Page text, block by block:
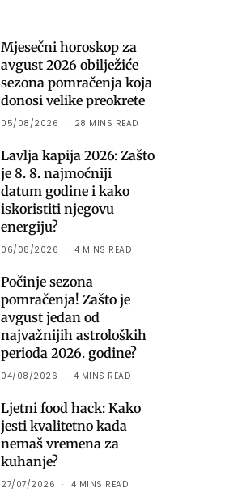
Mjesečni horoskop za
avgust 2026 obilježiće
sezona pomračenja koja
donosi velike preokrete
05/08/2026 28 MINS READ
Lavlja kapija 2026: Zašto
je 8. 8. najmoćniji
datum godine i kako
iskoristiti njegovu
energiju?
06/08/2026 4 MINS READ
Počinje sezona
pomračenja! Zašto je
avgust jedan od
najvažnijih astroloških
perioda 2026. godine?
04/08/2026 4 MINS READ
Ljetni food hack: Kako
jesti kvalitetno kada
nemaš vremena za
kuhanje?
27/07/2026 4 MINS READ